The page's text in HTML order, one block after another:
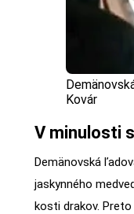
Kovár
V minulosti
Demänovská
jaskynného
kosti drakov. Preto